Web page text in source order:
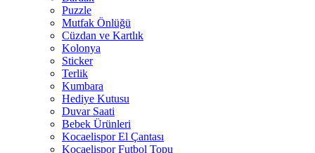
Puzzle
Mutfak Önlüğü
Cüzdan ve Kartlık
Kolonya
Sticker
Terlik
Kumbara
Hediye Kutusu
Duvar Saati
Bebek Ürünleri
Kocaelispor El Çantası
Kocaelispor Futbol Topu